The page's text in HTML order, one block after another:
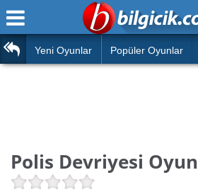
Araba
Futbol
Çocuk
Yeni Oyunlar Popüler Oyunlar
Polis Devriyesi